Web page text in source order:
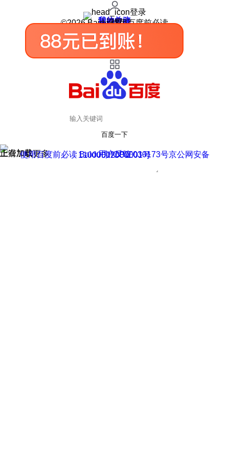
登录
我的关注
我的收藏
皮肤中心
用户反馈
设置
©2026 Baidu 使用百度前必读
百度一下
正在加载
上滑加载更多 用户反馈
使用百度前必读 Baidu 京ICP证030173号
京公网安备11000002000001号